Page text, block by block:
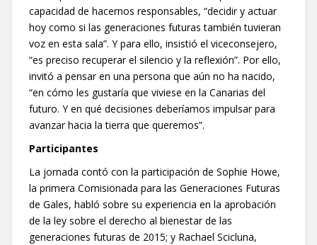
capacidad de hacernos responsables, “decidir y actuar
hoy como si las generaciones futuras también tuvieran
voz en esta sala”. Y para ello, insistió el viceconsejero,
“es preciso recuperar el silencio y la reflexión”. Por ello,
invitó a pensar en una persona que aún no ha nacido,
“en cómo les gustaría que viviese en la Canarias del
futuro. Y en qué decisiones deberíamos impulsar para
avanzar hacia la tierra que queremos”.
Participantes
La jornada contó con la participación de Sophie Howe,
la primera Comisionada para las Generaciones Futuras
de Gales, habló sobre su experiencia en la aprobación
de la ley sobre el derecho al bienestar de las
generaciones futuras de 2015; y Rachael Scicluna,